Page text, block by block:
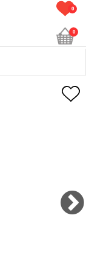
0
0